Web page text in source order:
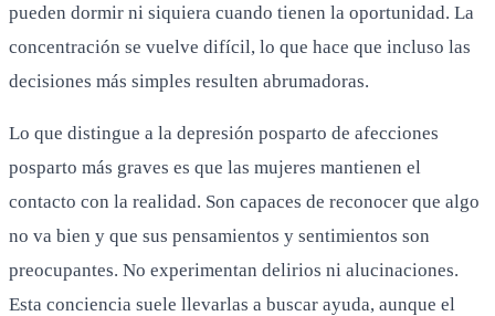
pueden dormir ni siquiera cuando tienen la oportunidad. La
concentración se vuelve difícil, lo que hace que incluso las
decisiones más simples resulten abrumadoras.
Lo que distingue a la depresión posparto de afecciones
posparto más graves es que las mujeres mantienen el
contacto con la realidad. Son capaces de reconocer que algo
no va bien y que sus pensamientos y sentimientos son
preocupantes. No experimentan delirios ni alucinaciones.
Esta conciencia suele llevarlas a buscar ayuda, aunque el